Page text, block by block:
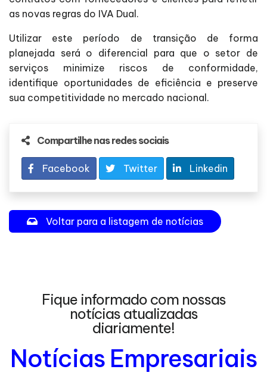
as novas regras do IVA Dual.
Utilizar este período de transição de forma
planejada será o diferencial para que o setor de
serviços minimize riscos de conformidade,
identifique oportunidades de eficiência e preserve
sua competitividade no mercado nacional.
Compartilhe nas redes sociais
Facebook Twitter Linkedin
Voltar para a listagem de notícias
Fique informado com nossas
notícias atualizadas
diariamente!
Notícias Empresariais